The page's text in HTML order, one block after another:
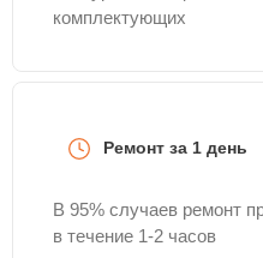
комплектующих
Ремонт за 1 день
В 95% случаев ремонт
в течение 1-2 часов